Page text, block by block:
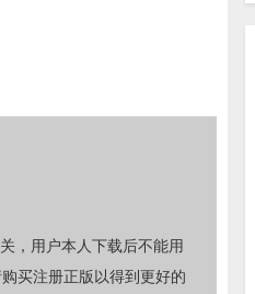
，用户本人下载后不能用
买注册正版以得到更好的